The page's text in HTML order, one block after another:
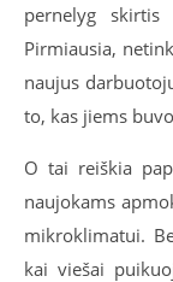
pernelyg
Pirmiausia,
naujus
to, kas jiems
O tai reiškia
naujokams
mikroklimatui.
kai viešai